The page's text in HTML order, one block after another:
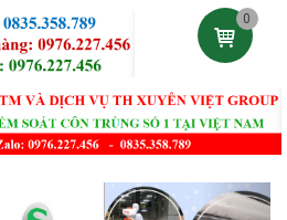
0
Next